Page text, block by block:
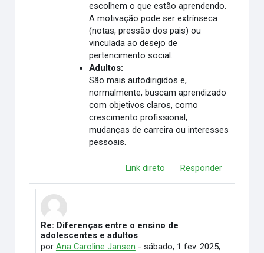
escolhem o que estão aprendendo.
A motivação pode ser extrínseca
(notas, pressão dos pais) ou
vinculada ao desejo de
pertencimento social.
Adultos:
São mais autodirigidos e,
normalmente, buscam aprendizado
com objetivos claros, como
crescimento profissional,
mudanças de carreira ou interesses
pessoais.
Link direto Responder
Em resposta à DAIANE APARECIDA SOUZA
Re: Diferenças entre o ensino de
adolescentes e adultos
por Ana Caroline Jansen - sábado, 1 fev. 2025,